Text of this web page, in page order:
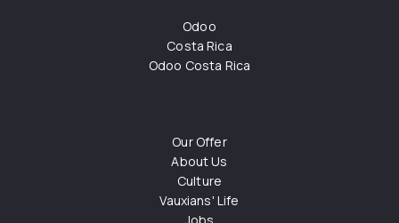
Odoo
Costa Rica
Odoo Costa Rica
Our Offer
About Us
Culture
Vauxians' Life